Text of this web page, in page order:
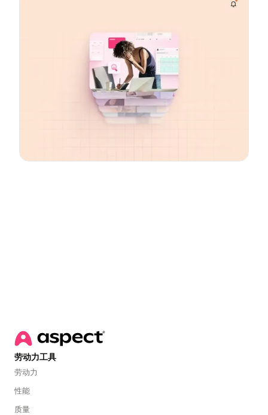
劳动力工具
劳动力
性能
质量